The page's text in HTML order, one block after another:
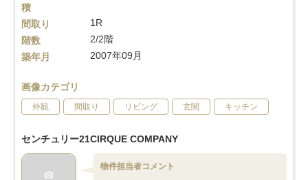
積
間取り
1R
階数
2/2階
築年月
2007年09月
画像カテゴリ
外観 間取り リビング 玄関 キッチン
センチュリー21CIRQUE COMPANY
物件担当者コメント